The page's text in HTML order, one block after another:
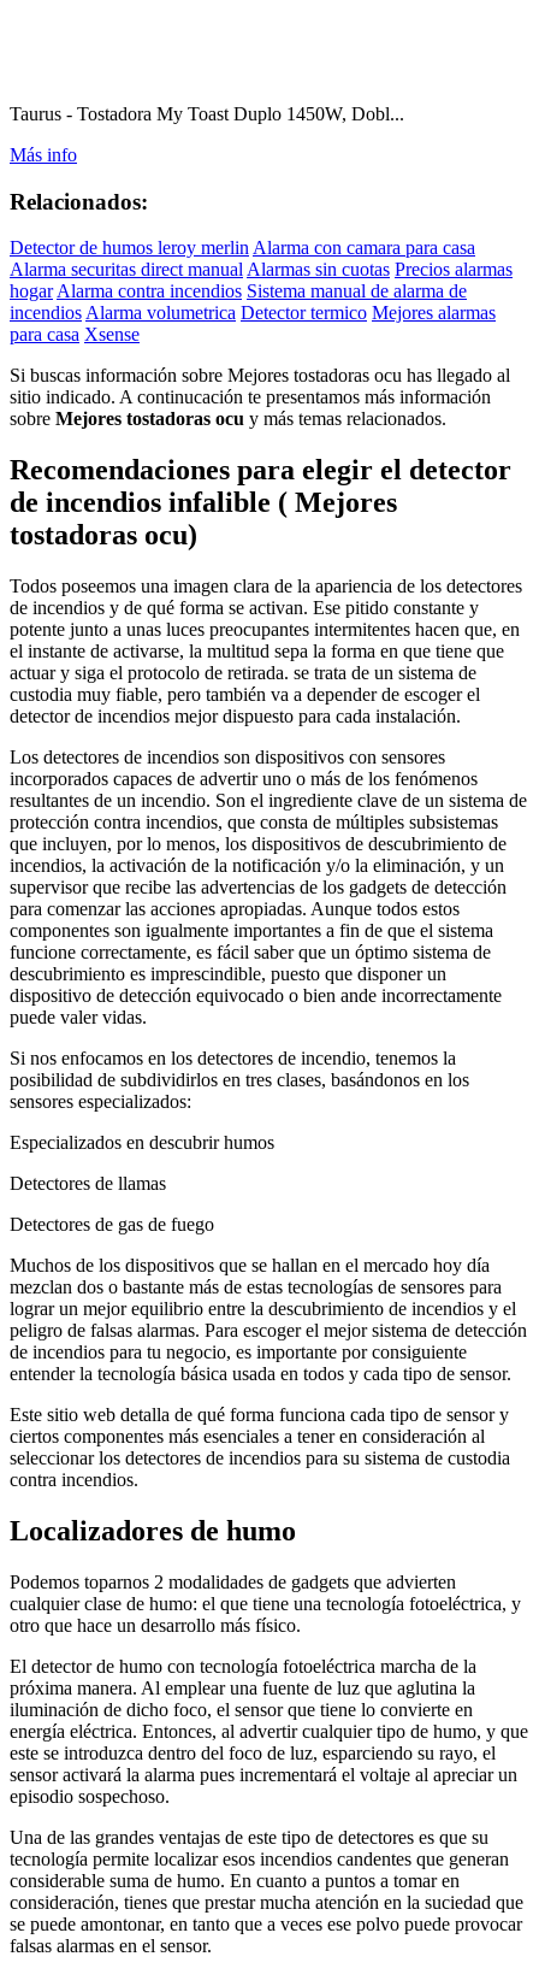
Taurus - Tostadora My Toast Duplo 1450W, Dobl...
Más info
Relacionados:
Detector de humos leroy merlin Alarma con camara para casa
Alarma securitas direct manual Alarmas sin cuotas Precios alarmas
hogar Alarma contra incendios Sistema manual de alarma de
incendios Alarma volumetrica Detector termico Mejores alarmas
para casa Xsense
Si buscas información sobre Mejores tostadoras ocu has llegado al
sitio indicado. A continucación te presentamos más información
sobre Mejores tostadoras ocu y más temas relacionados.
Recomendaciones para elegir el detector
de incendios infalible ( Mejores
tostadoras ocu)
Todos poseemos una imagen clara de la apariencia de los detectores
de incendios y de qué forma se activan. Ese pitido constante y
potente junto a unas luces preocupantes intermitentes hacen que, en
el instante de activarse, la multitud sepa la forma en que tiene que
actuar y siga el protocolo de retirada. se trata de un sistema de
custodia muy fiable, pero también va a depender de escoger el
detector de incendios mejor dispuesto para cada instalación.
Los detectores de incendios son dispositivos con sensores
incorporados capaces de advertir uno o más de los fenómenos
resultantes de un incendio. Son el ingrediente clave de un sistema de
protección contra incendios, que consta de múltiples subsistemas
que incluyen, por lo menos, los dispositivos de descubrimiento de
incendios, la activación de la notificación y/o la eliminación, y un
supervisor que recibe las advertencias de los gadgets de detección
para comenzar las acciones apropiadas. Aunque todos estos
componentes son igualmente importantes a fin de que el sistema
funcione correctamente, es fácil saber que un óptimo sistema de
descubrimiento es imprescindible, puesto que disponer un
dispositivo de detección equivocado o bien ande incorrectamente
puede valer vidas.
Si nos enfocamos en los detectores de incendio, tenemos la
posibilidad de subdividirlos en tres clases, basándonos en los
sensores especializados:
Especializados en descubrir humos
Detectores de llamas
Detectores de gas de fuego
Muchos de los dispositivos que se hallan en el mercado hoy día
mezclan dos o bastante más de estas tecnologías de sensores para
lograr un mejor equilibrio entre la descubrimiento de incendios y el
peligro de falsas alarmas. Para escoger el mejor sistema de detección
de incendios para tu negocio, es importante por consiguiente
entender la tecnología básica usada en todos y cada tipo de sensor.
Este sitio web detalla de qué forma funciona cada tipo de sensor y
ciertos componentes más esenciales a tener en consideración al
seleccionar los detectores de incendios para su sistema de custodia
contra incendios.
Localizadores de humo
Podemos toparnos 2 modalidades de gadgets que advierten
cualquier clase de humo: el que tiene una tecnología fotoeléctrica, y
otro que hace un desarrollo más físico.
El detector de humo con tecnología fotoeléctrica marcha de la
próxima manera. Al emplear una fuente de luz que aglutina la
iluminación de dicho foco, el sensor que tiene lo convierte en
energía eléctrica. Entonces, al advertir cualquier tipo de humo, y que
este se introduzca dentro del foco de luz, esparciendo su rayo, el
sensor activará la alarma pues incrementará el voltaje al apreciar un
episodio sospechoso.
Una de las grandes ventajas de este tipo de detectores es que su
tecnología permite localizar esos incendios candentes que generan
considerable suma de humo. En cuanto a puntos a tomar en
consideración, tienes que prestar mucha atención en la suciedad que
se puede amontonar, en tanto que a veces ese polvo puede provocar
falsas alarmas en el sensor.